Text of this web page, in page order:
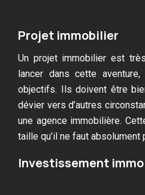
Projet immobilier
Un projet immobilier est
lancer dans cette
objectifs. Ils doivent être
dévier vers d’autres
une agence immobilière.
taille qu’il ne faut absolument
Investissement immo